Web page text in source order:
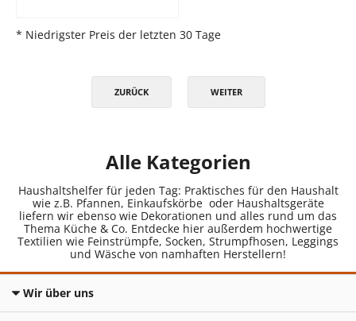
* Niedrigster Preis der letzten 30 Tage
ZURÜCK WEITER
Alle Kategorien
Haushaltshelfer für jeden Tag: Praktisches für den Haushalt
wie z.B. Pfannen, Einkaufskörbe oder Haushaltsgeräte
liefern wir ebenso wie Dekorationen und alles rund um das
Thema Küche & Co. Entdecke hier außerdem hochwertige
Textilien wie Feinstrümpfe, Socken, Strumpfhosen, Leggings
und Wäsche von namhaften Herstellern!
Wir über uns